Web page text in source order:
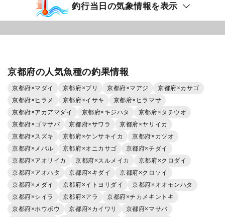
釣行当日の気象情報を表示
京都府の人気魚種の釣果情報
京都府×マダイ 京都府×ブリ 京都府×マアジ
京都府×カサゴ
京都府×ヒラメ
京都府×イサキ
京都府×ヒラマサ
京都府×アカアマダイ
京都府×キジハタ
京都府×タチウオ
京都府×ゴマサバ
京都府×サワラ
京都府×ヤリイカ
京都府×スズキ
京都府×ケンサキイカ
京都府×カツオ
京都府×メバル
京都府×オニカサゴ
京都府×チダイ
京都府×アオリイカ
京都府×スルメイカ
京都府×クロダイ
京都府×アオハタ
京都府×キダイ
京都府×クロソイ
京都府×メダイ
京都府×イトヨリダイ
京都府×オオモンハタ
京都府×シイラ
京都府×アラ
京都府×チカメキントキ
京都府×ホウボウ
京都府×カイワリ
京都府×マサバ